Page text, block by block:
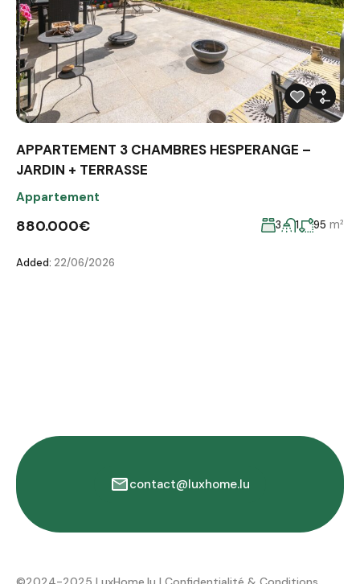
APPARTEMENT 3 CHAMBRES HESPERANGE –
JARDIN + TERRASSE
Appartement
880.000€ 3 1 95 m²
Added: 22/06/2026
contact@luxhome.lu